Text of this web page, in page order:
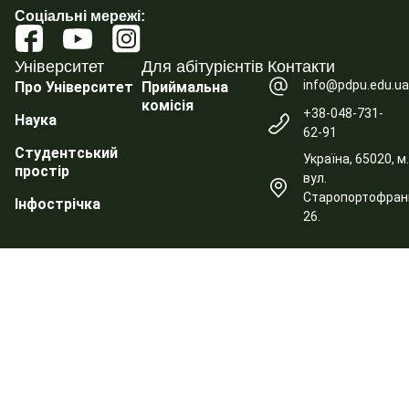
Соціальні мережі:
Університет
Про Університет
Наука
Студентський
простір
Інфострічка
Для абітурієнтів
Приймальна
комісія
Контакти
info@pdpu.edu.ua
+38-048-731-
62-91
Україна, 65020,
вул.
26.